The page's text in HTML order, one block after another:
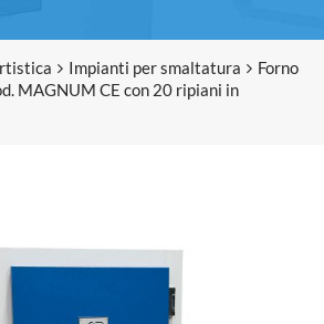
Impianti per smaltatura
Forno
MAGNUM CE con 20 ripiani in